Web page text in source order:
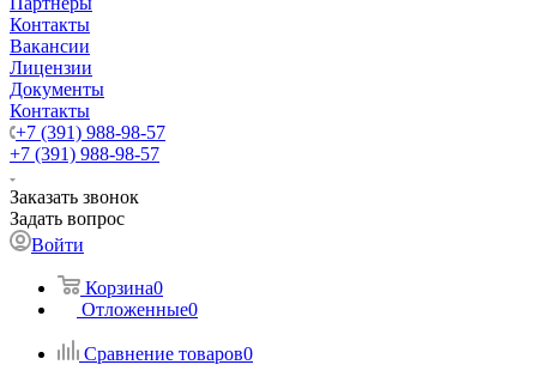
Контакты
Вакансии
Лицензии
Документы
Контакты
+7 (391) 988-98-57
+7 (391) 988-98-57
Заказать звонок
Задать вопрос
Войти
Корзина0
Отложенные0
Сравнение товаров0